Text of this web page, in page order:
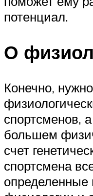
потенциал.
О
Конечно,
спортсменов,
большем
счет
спортсмена
определенные